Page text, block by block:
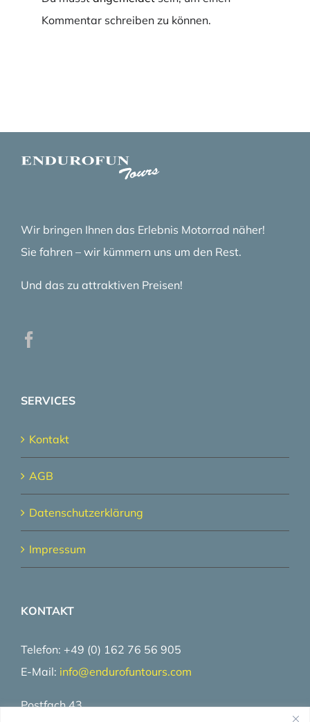
Kommentar schreiben zu können.
Wir bringen Ihnen das Erlebnis Motorrad näher!
Sie fahren – wir kümmern uns um den Rest.
Und das zu attraktiven Preisen!
SERVICES
Kontakt
AGB
Datenschutzerklärung
Impressum
KONTAKT
Telefon: +49 (0) 162 76 56 905
E-Mail: info@endurofuntours.com
Postfach 43